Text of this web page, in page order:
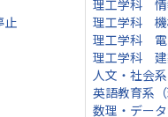
止
理工学科 情
理工学科 機
理工学科 電
理工学科 建
人文・社会系
英語教育系（
数理・デー